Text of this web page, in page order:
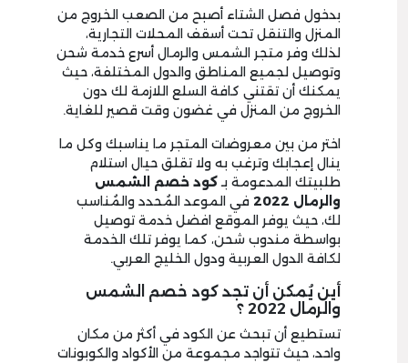
بدخول فصل الشتاء أصبح من الصعب الخروج من
المنزل والتنقل تحت أسقف المحلات التجارية،
لذلك وفر متجر الشمس والرمال أسرع خدمة شحن
وتوصيل لجميع المناطق والدول المختلفة، حيث
يمكنك أن تقتني كافة السلع اللازمة لك دون
الخروج من المنزل في غضون وقت قصير للغاية.
اختر من بين معروضات المتجر ما يناسبك وكل ما
ينال إعجابك وترغب به ولا تقلق حيال استلام
طلبيتك المدعومة بـكود خصم الشمس
والرمال 2022 في الموعد المُحدد والمُناسب
لك، حيث يوفر الموقع افضل خدمة توصيل
بواسطة مندوب شحن، كما يوفر تلك الخدمة
لكافة الدول العربية ودول الخليج العربي.
أين يُمكن أن تجد كود خصم الشمس
والرمال 2022 ؟
تستطيع أن تبحث عن الكود في أكثر من مكان
واحد، حيث تتواجد مجموعة من الأكواد والكوبونات